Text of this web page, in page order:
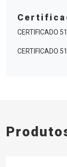
CERTIFICADO
CERTIFICADO